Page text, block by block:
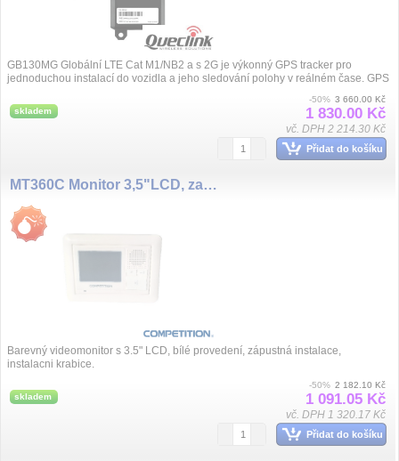
GB130MG Globální LTE Cat M1/NB2 a s 2G je výkonný GPS tracker pro
jednoduchou instalací do vozidla a jeho sledování polohy v reálném čase. GPS
skladem
-50% 3 660.00 Kč
1 830.00 Kč
vč. DPH 2 214.30 Kč
Přidat do košíku
MT360C Monitor 3,5"LCD, zapust
Barevný videomonitor s 3.5" LCD, bílé provedení, zápustná instalace,
instalacni krabice.
skladem
-50% 2 182.10 Kč
1 091.05 Kč
vč. DPH 1 320.17 Kč
Přidat do košíku